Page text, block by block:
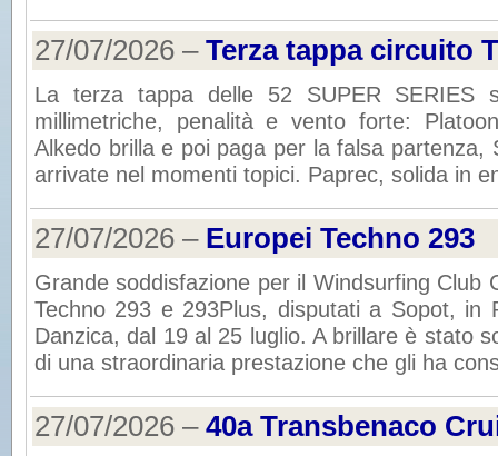
27/07/2026 – Terza tappa circuito
La terza tappa delle 52 SUPER SERIES
millimetriche, penalità e vento forte:
Alkedo brilla e poi paga per la falsa partenza,
arrivate nel momenti topici. Paprec, solida in
27/07/2026 – Europei Techno 293
Grande soddisfazione per il Windsurfing Club
Techno 293 e 293Plus, disputati a Sopot, in
Danzica, dal 19 al 25 luglio. A brillare è stato
di una straordinaria prestazione che gli ha
27/07/2026 – 40a Transbenaco